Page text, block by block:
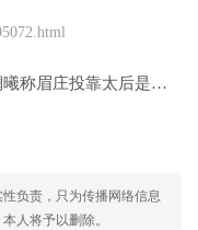
为自保，没因网友笑丑衣服困扰
负责，只为传播网络信息
人将予以删除。